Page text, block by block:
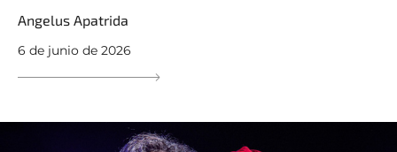
Angelus Apatrida
6 de junio de 2026